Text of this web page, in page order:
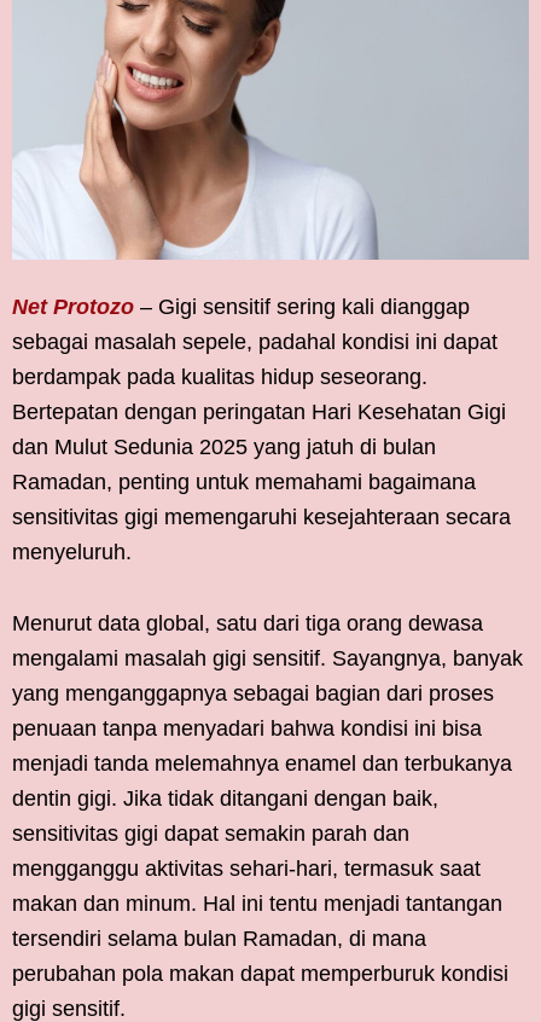
Net Protozo – Gigi sensitif sering kali dianggap
sebagai masalah sepele, padahal kondisi ini dapat
berdampak pada kualitas hidup seseorang.
Bertepatan dengan peringatan Hari Kesehatan Gigi
dan Mulut Sedunia 2025 yang jatuh di bulan
Ramadan, penting untuk memahami bagaimana
sensitivitas gigi memengaruhi kesejahteraan secara
menyeluruh.
Menurut data global, satu dari tiga orang dewasa
mengalami masalah gigi sensitif. Sayangnya, banyak
yang menganggapnya sebagai bagian dari proses
penuaan tanpa menyadari bahwa kondisi ini bisa
menjadi tanda melemahnya enamel dan terbukanya
dentin gigi. Jika tidak ditangani dengan baik,
sensitivitas gigi dapat semakin parah dan
mengganggu aktivitas sehari-hari, termasuk saat
makan dan minum. Hal ini tentu menjadi tantangan
tersendiri selama bulan Ramadan, di mana
perubahan pola makan dapat memperburuk kondisi
gigi sensitif.